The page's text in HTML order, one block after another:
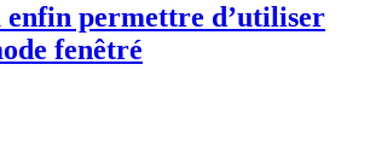
enfin permettre d’utiliser
fenêtré